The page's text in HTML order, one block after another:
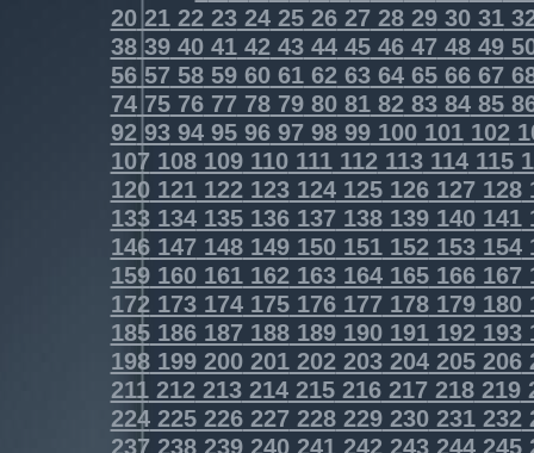
202122232425262728293031
383940414243444546474849
565758596061626364656667
747576777879808182838485
9293949596979899100101102
107108109110111112113114115
120121122123124125126127128
133134135136137138139140141
146147148149150151152153154
159160161162163164165166167
172173174175176177178179180
185186187188189190191192193
198199200201202203204205206
211212213214215216217218219
224225226227228229230231232
237238239240241242243244245